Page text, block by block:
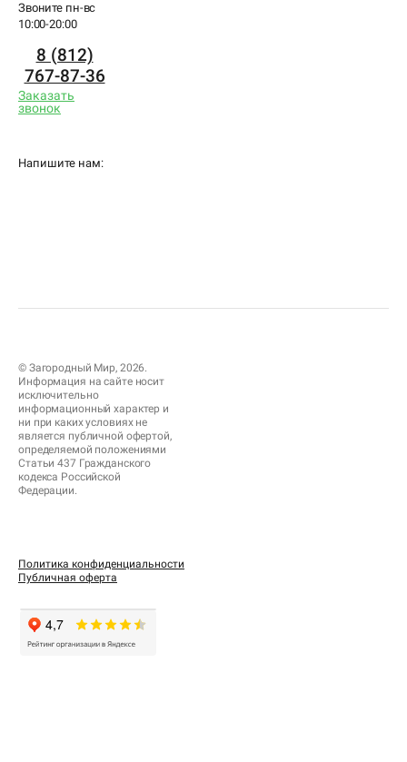
Звоните пн-вс
10:00-20:00
8 (812)
767-87-36
Заказать
звонок
Напишите нам:
© Загородный Мир, 2026.
Информация на сайте носит
исключительно
информационный характер и
ни при каких условиях не
является публичной офертой,
определяемой положениями
Статьи 437 Гражданского
кодекса Российской
Федерации.
Политика конфиденциальности
Публичная оферта